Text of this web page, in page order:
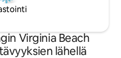
Virginia Beach
lähellä